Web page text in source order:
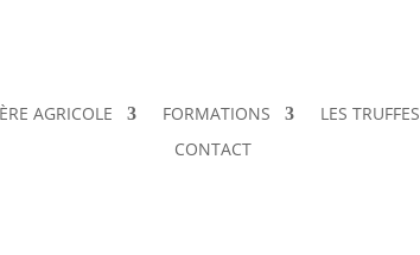
AGRICOLE FORMATIONS LES TRUFFES
CONTACT